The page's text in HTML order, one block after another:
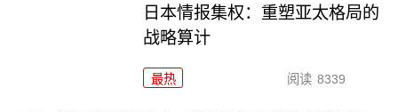
日本情报集权：重塑亚太格局的
战略算计
最热 阅读 8339